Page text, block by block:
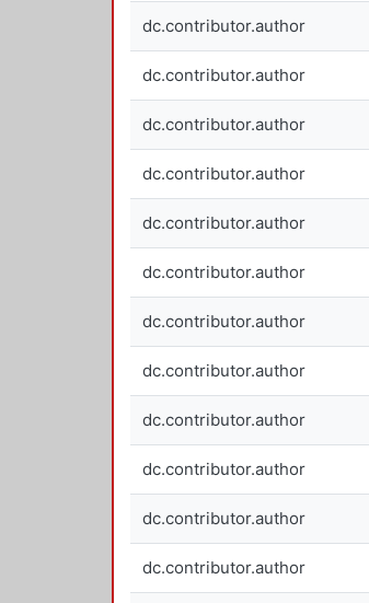
dc.contributor.author
dc.contributor.author
dc.contributor.author
dc.contributor.author
dc.contributor.author
dc.contributor.author
dc.contributor.author
dc.contributor.author
dc.contributor.author
dc.contributor.author
dc.contributor.author
dc.contributor.author